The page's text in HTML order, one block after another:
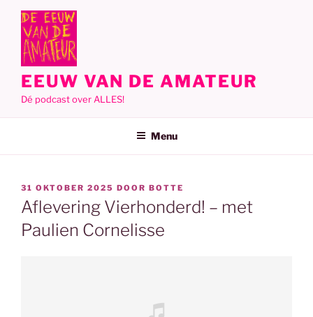
inhoud
EEUW VAN DE AMATEUR
Dé podcast over ALLES!
Menu
GEPLAATST
OP
31 OKTOBER 2025 DOOR BOTTE
Aflevering Vierhonderd! – met
Paulien Cornelisse